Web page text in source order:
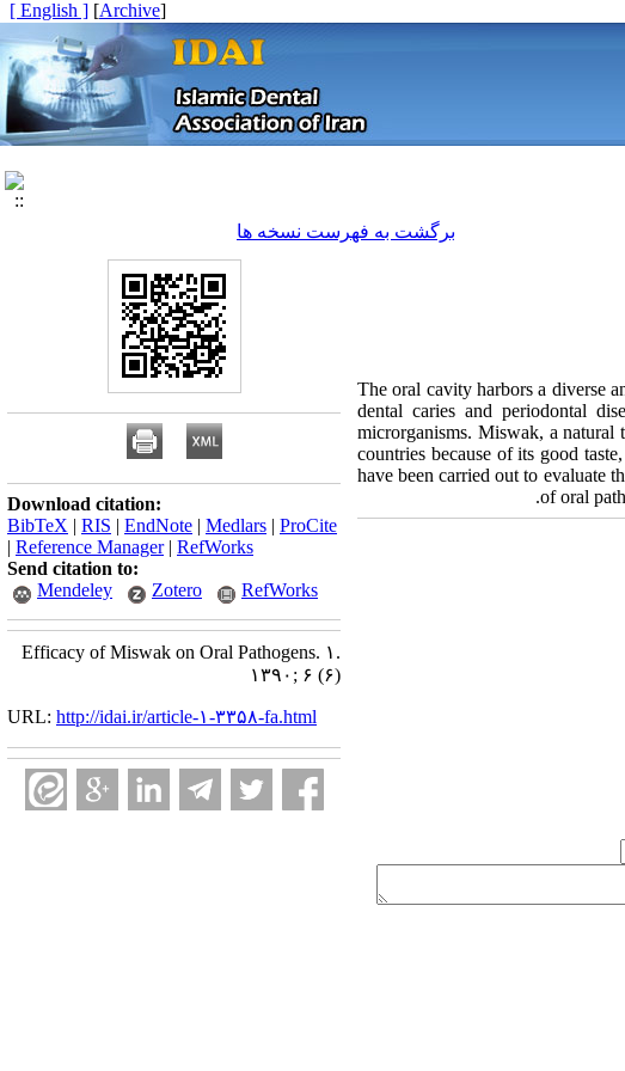
[
Archive
]
[ English ]
برگشت به فهرست نسخه ها
The oral cavity harbors a diverse
dental caries and periodontal
microrganisms. Miswak, a natural
countries because of its good
have been carried out to evaluate
of oral
Download citation:
BibTeX | RIS | EndNote | Medlars | ProCite
| Reference Manager| RefWorks
Send citation to:
Mendeley
Zotero RefWorks
Efficacy of Miswak on Oral Pathogens. ۱.
۱۳۹۰; ۶ (۶)
URL: http://idai.ir/article-۱-۳۳۵۸-fa.html